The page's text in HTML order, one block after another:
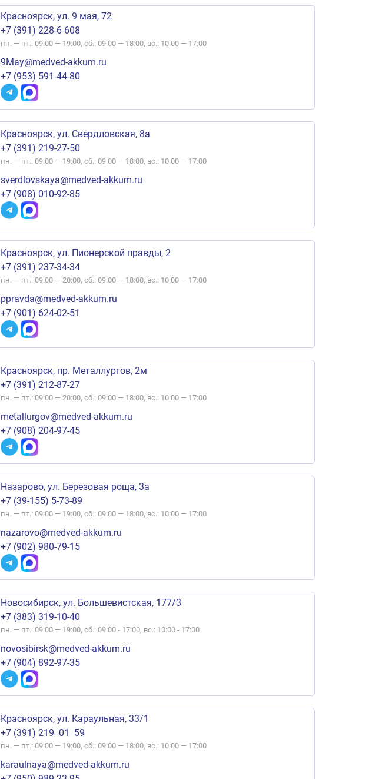
Красноярск, ул. 9 мая, 72
+7 (391) 228-6-608
пн. — пт.: 09:00 — 19:00, сб.: 09:00 — 18:00, вс.: 10:00 — 17:00
9May@medved-akkum.ru
+7 (953) 591-44-80
Красноярск, ул. Свердловская, 8а
+7 (391) 219-27-50
пн. — пт.: 09:00 — 19:00, сб.: 09:00 — 18:00, вс.: 10:00 — 17:00
sverdlovskaya@medved-akkum.ru
+7 (908) 010-92-85
Красноярск, ул. Пионерской правды, 2
+7 (391) 237-34-34
пн. — пт.: 09:00 — 20:00, сб.: 09:00 — 18:00, вс.: 10:00 — 17:00
ppravda@medved-akkum.ru
+7 (901) 624-02-51
Красноярск, пр. Металлургов, 2м
+7 (391) 212-87-27
пн. — пт.: 09:00 — 20:00, сб.: 09:00 — 18:00, вс.: 10:00 — 17:00
metallurgov@medved-akkum.ru
+7 (908) 204-97-45
Назарово, ул. Березовая роща, 3а
+7 (39-155) 5-73-89
пн. — пт.: 09:00 — 19:00, сб.: 09:00 — 18:00, вс.: 10:00 — 17:00
nazarovo@medved-akkum.ru
+7 (902) 980-79-15
Новосибирск, ул. Большевистская, 177/3
+7 (383) 319-10-40
пн. — пт.: 09:00 — 19:00, сб.: 09:00 - 17:00, вс.: 10:00 - 17:00
novosibirsk@medved-akkum.ru
+7 (904) 892-97-35
Красноярск, ул. Караульная, 33/1
+7 (391) 219‒01‒59
пн. — пт.: 09:00 — 19:00, сб.: 09:00 — 18:00, вс.: 10:00 — 17:00
karaulnaya@medved-akkum.ru